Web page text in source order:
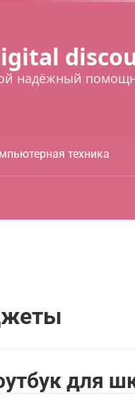
надёжный
техника
для